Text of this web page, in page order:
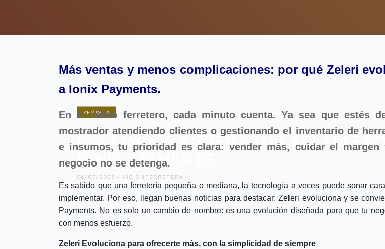
REVISTA
P16 / VALOR AGREGADO / ZELERI
IONIX PAYMENTS.
06/07/2026 -VISIÓNFERRETERA
Más ventas y menos complicaciones: por qué Zeleri
a Ionix Payments.
En el rubro ferretero, cada minuto cuenta. Ya sea que estés
mostrador atendiendo clientes o gestionando el inventario de
e insumos, tu prioridad es clara: vender más, cuidar el margen
negocio no se detenga.
Es sabido que una ferretería pequeña o mediana, la tecnología a veces puede sonar
implementar. Por eso, llegan buenas noticias para destacar: Zeleri evoluciona y se
Payments. No es solo un cambio de nombre: es una evolución diseñada para que tu
con menos esfuerzo.
Zeleri Evoluciona para ofrecerte más, con la simplicidad de siempre